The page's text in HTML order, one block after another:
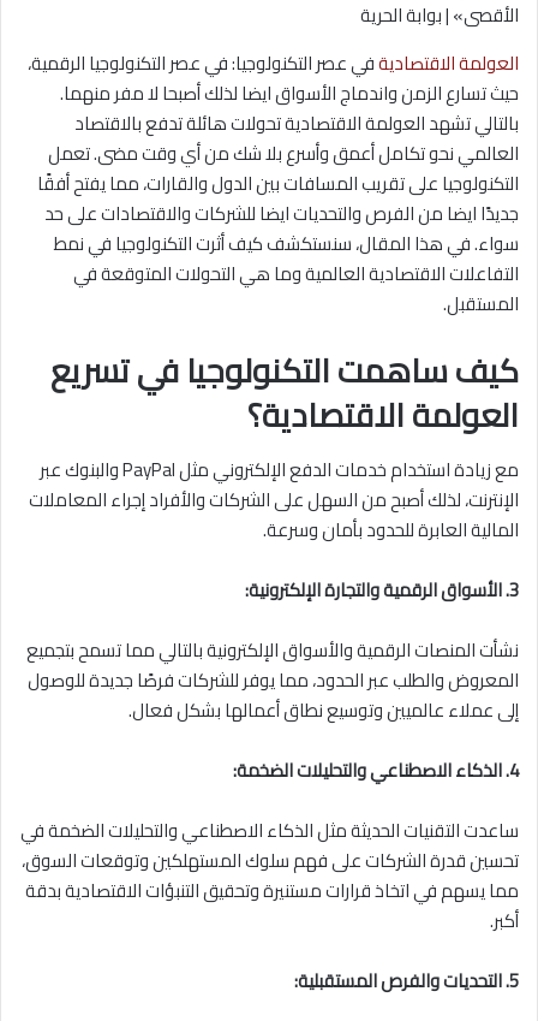
العولمة الاقتصاديةفي عصر التكنولوجيا: في عصر التكنولوجيا الرقمية،
حيث تسارع الزمن واندماج الأسواق ايضا لذلك أصبحا لا مفر منهما.
بالتالي تشهد العولمة الاقتصادية تحولات هائلة تدفع بالاقتصاد
العالمي نحو تكامل أعمق وأسرع بلا شك من أي وقت مضى. تعمل
التكنولوجيا على تقريب المسافات بين الدول والقارات، مما يفتح أفقًا
جديدًا ايضا من الفرص والتحديات ايضا للشركات والاقتصادات على حد
سواء. في هذا المقال، سنستكشف كيف أثرت التكنولوجيا في نمط
التفاعلات الاقتصادية العالمية وما هي التحولات المتوقعة في
المستقبل.
كيف ساهمت التكنولوجيا في تسريع
العولمة الاقتصادية؟
مع زيادة استخدام خدمات الدفع الإلكتروني مثل PayPal والبنوك عبر
الإنترنت، لذلك أصبح من السهل على الشركات والأفراد إجراء المعاملات
المالية العابرة للحدود بأمان وسرعة.
3. الأسواق الرقمية والتجارة الإلكترونية:
نشأت المنصات الرقمية والأسواق الإلكترونية بالتالي مما تسمح بتجميع
المعروض والطلب عبر الحدود، مما يوفر للشركات فرصًا جديدة للوصول
إلى عملاء عالميين وتوسيع نطاق أعمالها بشكل فعال.
4. الذكاء الاصطناعي والتحليلات الضخمة:
ساعدت التقنيات الحديثة مثل الذكاء الاصطناعي والتحليلات الضخمة في
تحسين قدرة الشركات على فهم سلوك المستهلكين وتوقعات السوق،
مما يسهم في اتخاذ قرارات مستنيرة وتحقيق التنبؤات الاقتصادية بدقة
أكبر.
5. التحديات والفرص المستقبلية: